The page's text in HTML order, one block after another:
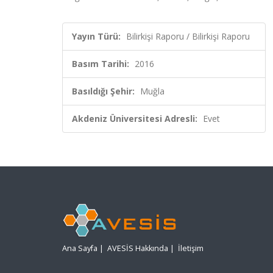
Yayın Türü: Bilirkişi Raporu / Bilirkişi Raporu
Basım Tarihi: 2016
Basıldığı Şehir: Muğla
Akdeniz Üniversitesi Adresli: Evet
Ana Sayfa | AVESİS Hakkında | İletişim